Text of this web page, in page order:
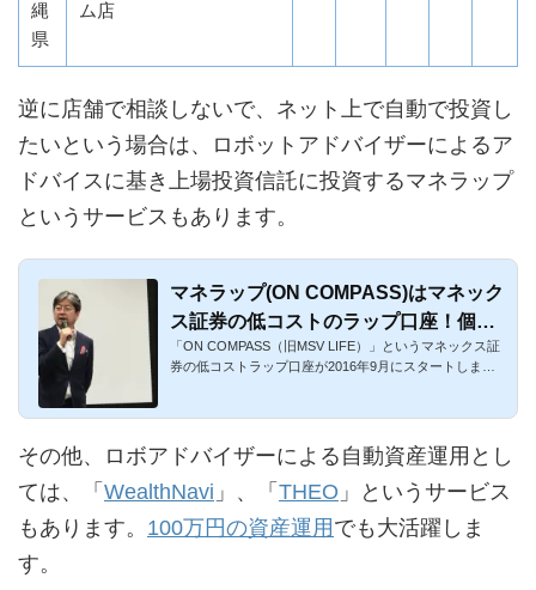
縄
県
ム店
逆に店舗で相談しないで、ネット上で自動で投資し
たいという場合は、ロボットアドバイザーによるア
ドバイスに基き上場投資信託に投資するマネラップ
というサービスもあります。
マネラップ(ON COMPASS)はマネック
ス証券の低コストのラップ口座！個人
的口コミまとめ
「ON COMPASS（旧MSV LIFE）」というマネックス証
券の低コストラップ口座が2016年9月にスタートしまし
その他、ロボアドバイザーによる自動資産運用とし
ては、「 WealthNavi 」、「 THEO 」というサービス
もあります。 100万円の資産運用 でも大活躍しま
す。